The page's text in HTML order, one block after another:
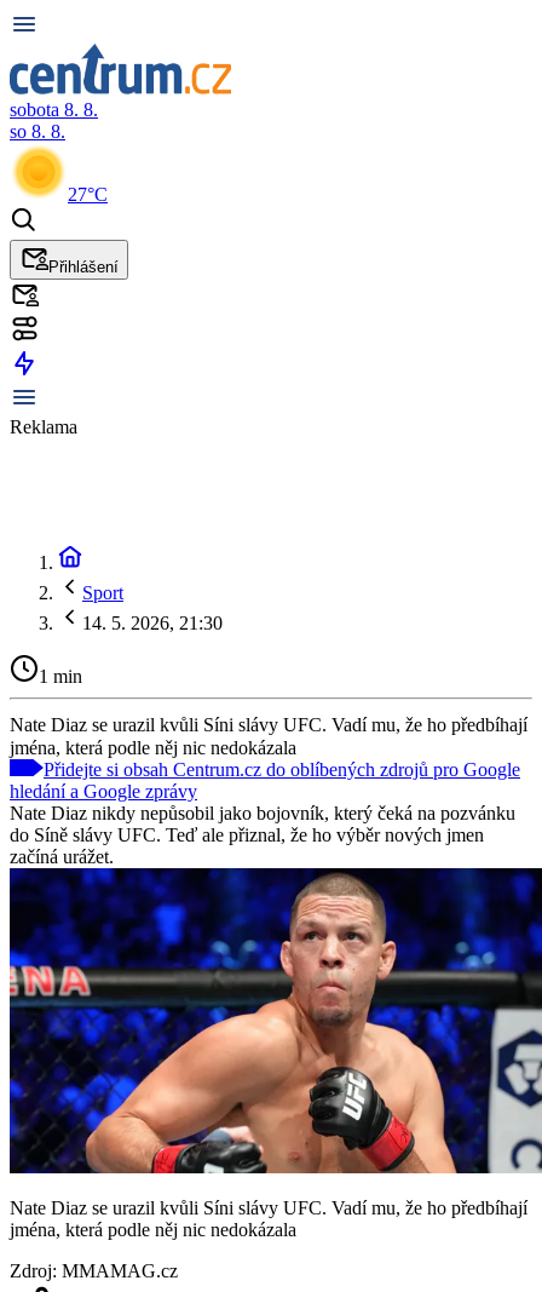
sobota 8. 8.
so 8. 8.
27°C
Přihlášení
Reklama
Sport
14. 5. 2026, 21:30
1 min
Nate Diaz se urazil kvůli Síni slávy UFC. Vadí mu, že ho předbíhají
jména, která podle něj nic nedokázala
Přidejte si obsah Centrum.cz do oblíbených zdrojů pro Google
hledání a Google zprávy
Nate Diaz nikdy nepůsobil jako bojovník, který čeká na pozvánku
do Síně slávy UFC. Teď ale přiznal, že ho výběr nových jmen
začíná urážet.
Nate Diaz se urazil kvůli Síni slávy UFC. Vadí mu, že ho předbíhají
jména, která podle něj nic nedokázala
Zdroj: MMAMAG.cz